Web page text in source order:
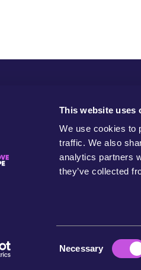
This website uses
We use cookies to
traffic. We also
analytics partners
they’ve collected
Necessary